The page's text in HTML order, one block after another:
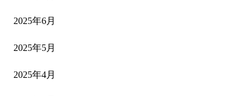
2025年6月
2025年5月
2025年4月